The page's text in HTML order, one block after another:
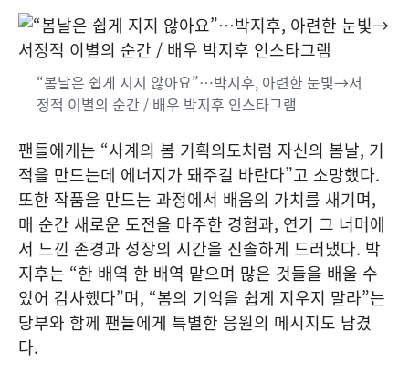
“봄날은 쉽게 지지 않아요”…박지후, 아련한 눈빛→서
정적 이별의 순간 / 배우 박지후 인스타그램
팬들에게는 “사계의 봄 기획의도처럼 자신의 봄날, 기
적을 만드는데 에너지가 돼주길 바란다”고 소망했다.
또한 작품을 만드는 과정에서 배움의 가치를 새기며,
매 순간 새로운 도전을 마주한 경험과, 연기 그 너머에
서 느낀 존경과 성장의 시간을 진솔하게 드러냈다. 박
지후는 “한 배역 한 배역 맡으며 많은 것들을 배울 수
있어 감사했다”며, “봄의 기억을 쉽게 지우지 말라”는
당부와 함께 팬들에게 특별한 응원의 메시지도 남겼
다.